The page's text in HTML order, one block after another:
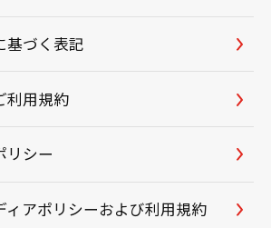
基づく表記
利用規約
リシー
ィアポリシーおよび利用規約